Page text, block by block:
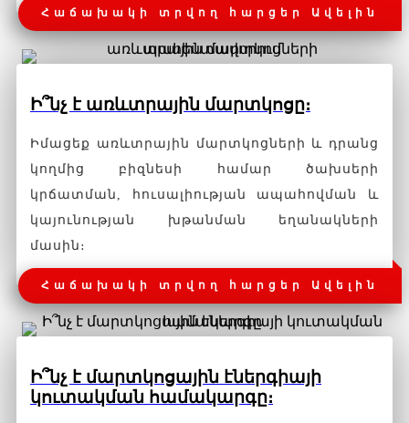
Հաճախակի տրվող հարցեր Ավելին
Ի՞նչ է առևտրային մարտկոցը։
Իմացեք առևտրային մարտկոցների և դրանց
կողմից բիզնեսի համար ծախսերի
կրճատման, հուսալիության ապահովման և
կայունության խթանման եղանակների
մասին։
Հաճախակի տրվող հարցեր Ավելին
Ի՞նչ է մարտկոցային էներգիայի
կուտակման համակարգը։